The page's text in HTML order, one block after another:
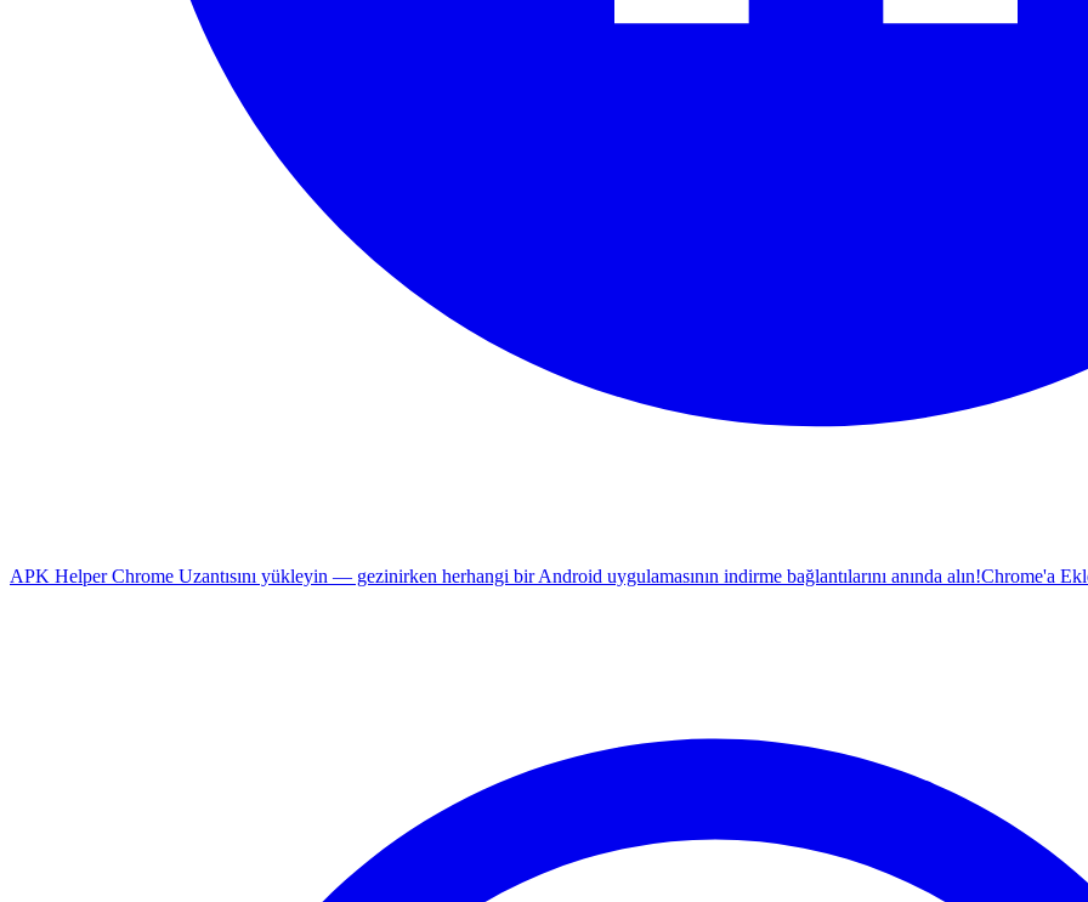
APK Helper Chrome Uzantısını yükleyin — gezinirken herhangi bir Android uygulamasının indirme bağlantılarını anında alın!Chrome'a